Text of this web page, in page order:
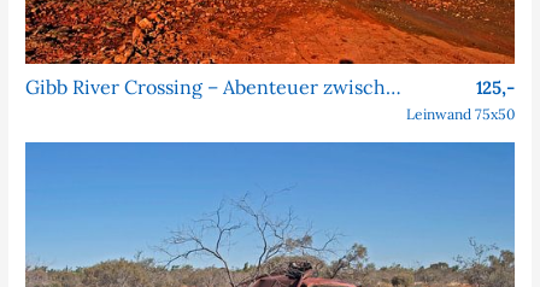
Gibb River Crossing – Abenteuer zwischen Himmel und Outback 125,-
Leinwand 75x50